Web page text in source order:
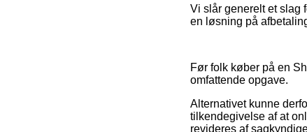
Vi slår generelt et slag
en løsning på
Før folk køber på en
omfattende opgave.
Alternativet kunne
tilkendegivelse af at
revideres af